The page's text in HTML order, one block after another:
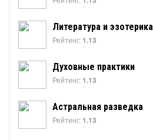
Литература и эзотерика
Рейтинг: 1.13
Духовные практики
Рейтинг: 1.13
Астральная разведка
Рейтинг: 1.13